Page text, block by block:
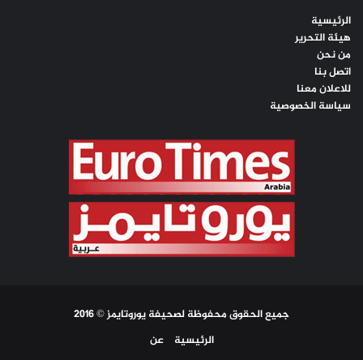
الرئيسية
هيئة التحرير
من نحن
اتصل بنا
للاعلان معنا
سياسة الخصوصية
جميع الحقوق محفوظة لصحيفة يوروتايمز © 2016
الرئيسية
عن